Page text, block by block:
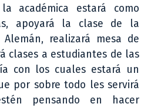
académica estará como
apoyará la clase de la
realizará mesa de
clases a estudiantes de las
con los cuales estará un
por sobre todo les servirá
pensando en hacer